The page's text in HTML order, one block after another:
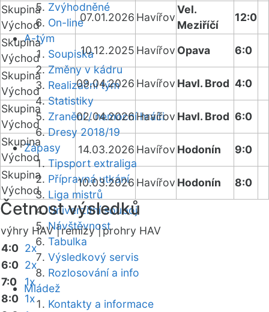
Zvýhodněné
On-line
A-tým
Soupiska
Změny v kádru
Realizační tým
Statistiky
Zranění / nemocní hráči
Dresy 2018/19
Zápasy
Tipsport extraliga
Přípravná utkání
Liga mistrů
Univerzitní souboj
Návštěvnost
Tabulka
Výsledkový servis
Rozlosování a info
Mládež
Kontakty a informace
Skupina
Východ
07.01.2026 Havířov
Vel.
Meziříčí
12:0
Skupina
Východ
10.12.2025 Havířov Opava
6:0
Skupina
Východ
09.04.2026 Havířov Havl. Brod 4:0
Skupina
Východ
02.04.2026Havířov Havl. Brod 6:0
Skupina
Východ
14.03.2026 Havířov Hodonín
9:0
Skupina
Východ
10.03.2026 Havířov Hodonín 8:0
Četnost výsledků
výhry HAV |remízy |prohry HAV
4:0 2x
6:0 2x
7:0
1x
8:0 1x